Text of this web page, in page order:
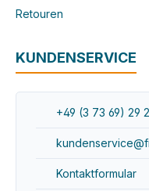
Retouren
KUNDENSERVICE
+49 (3 73 69) 29
Kontaktformular